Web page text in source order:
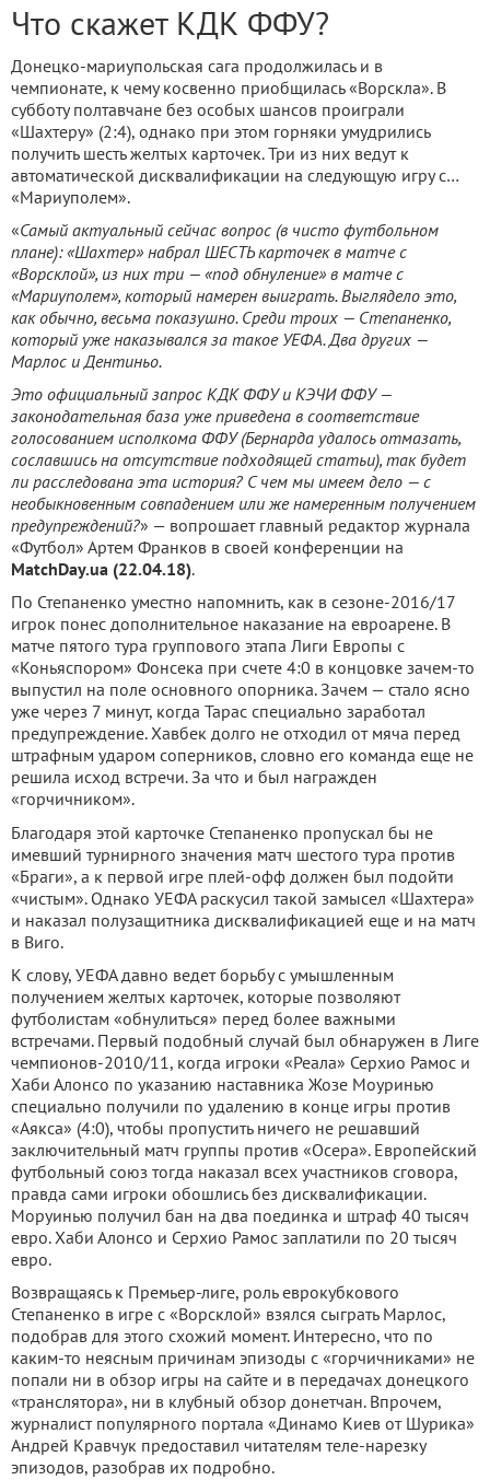
Что скажет КДК ФФУ?
Донецко-мариупольская сага продолжилась и в
чемпионате, к чему косвенно приобщилась «Ворскла». В
субботу полтавчане без особых шансов проиграли
«Шахтеру» (2:4), однако при этом горняки умудрились
получить шесть желтых карточек. Три из них ведут к
автоматической дисквалификации на следующую игру с…
«Мариуполем».
«Самый актуальный сейчас вопрос (в чисто футбольном
плане): «Шахтер» набрал ШЕСТЬ карточек в матче с
«Ворсклой», из них три — «под обнуление» в матче с
«Мариуполем», который намерен выиграть. Выглядело это,
как обычно, весьма показушно. Среди троих — Степаненко,
который уже наказывался за такое УЕФА. Два других —
Марлос и Дентиньо.
Это официальный запрос КДК ФФУ и КЭЧИ ФФУ —
законодательная база уже приведена в соответствие
голосованием исполкома ФФУ (Бернарда удалось отмазать,
сославшись на отсутствие подходящей статьи), так будет
ли расследована эта история? С чем мы имеем дело — с
необыкновенным совпадением или же намеренным получением
предупреждений?» — вопрошает главный редактор журнала
«Футбол» Артем Франков в своей конференции на
MatchDay.ua (22.04.18).
По Степаненко уместно напомнить, как в сезоне-2016/17
игрок понес дополнительное наказание на евроарене. В
матче пятого тура группового этапа Лиги Европы с
«Коньяспором» Фонсека при счете 4:0 в концовке зачем-то
выпустил на поле основного опорника. Зачем — стало ясно
уже через 7 минут, когда Тарас специально заработал
предупреждение. Хавбек долго не отходил от мяча перед
штрафным ударом соперников, словно его команда еще не
решила исход встречи. За что и был награжден
«горчичником».
Благодаря этой карточке Степаненко пропускал бы не
имевший турнирного значения матч шестого тура против
«Браги», а к первой игре плей-офф должен был подойти
«чистым». Однако УЕФА раскусил такой замысел «Шахтера»
и наказал полузащитника дисквалификацией еще и на матч
в Виго.
К слову, УЕФА давно ведет борьбу с умышленным
получением желтых карточек, которые позволяют
футболистам «обнулиться» перед более важными
встречами. Первый подобный случай был обнаружен в Лиге
чемпионов-2010/11, когда игроки «Реала» Серхио Рамос и
Хаби Алонсо по указанию наставника Жозе Моуринью
специально получили по удалению в конце игры против
«Аякса» (4:0), чтобы пропустить ничего не решавший
заключительный матч группы против «Осера». Европейский
футбольный союз тогда наказал всех участников сговора,
правда сами игроки обошлись без дисквалификации.
Моруинью получил бан на два поединка и штраф 40 тысяч
евро. Хаби Алонсо и Серхио Рамос заплатили по 20 тысяч
евро.
Возвращаясь к Премьер-лиге, роль еврокубкового
Степаненко в игре с «Ворсклой» взялся сыграть Марлос,
подобрав для этого схожий момент. Интересно, что по
каким-то неясным причинам эпизоды с «горчичниками» не
попали ни в обзор игры на сайте и в передачах донецкого
«транслятора», ни в клубный обзор донетчан. Впрочем,
журналист популярного портала «Динамо Киев от Шурика»
Андрей Кравчук предоставил читателям теле-нарезку
эпизодов, разобрав их подробно.